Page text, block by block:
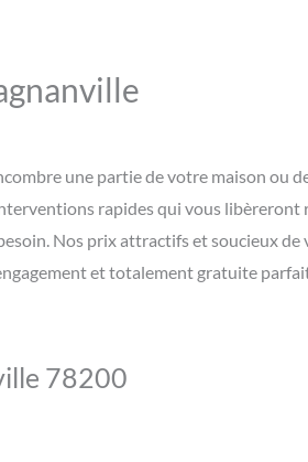
une partie de votre maison ou
rapides qui vous libèreront
Nos prix attractifs et soucieux de
et totalement gratuite
78200